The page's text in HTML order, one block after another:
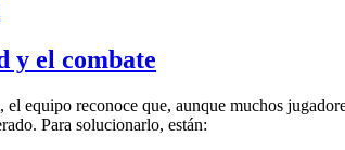
y el combate
el equipo reconoce que, aunque muchos
Para solucionarlo, están: